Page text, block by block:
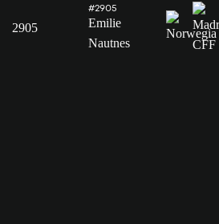
2905
#2905
Emilie
Nautnes